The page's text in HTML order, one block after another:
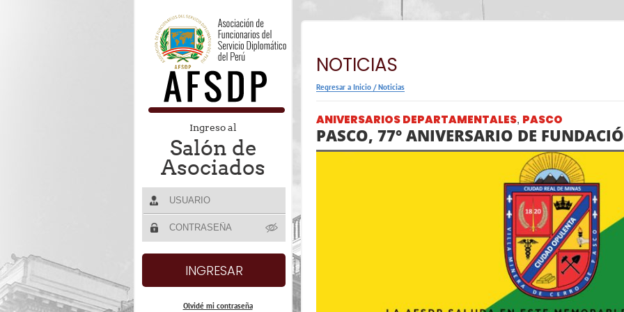
Ingreso al
Salón de
Asociados
Olvidé mi contraseña
NOTICIAS
Regresar a Inicio /Noticias
ANIVERSARIOS DEPARTAMENTALES, PASCO
PASCO, 77° ANIVERSARIO DE